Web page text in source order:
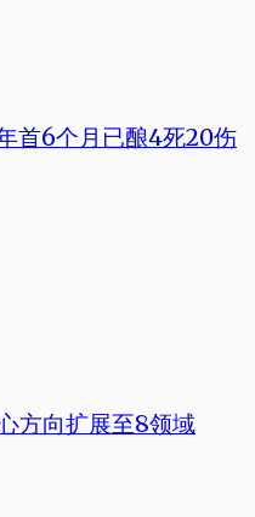
首6个月已酿4死20伤
方向扩展至8领域